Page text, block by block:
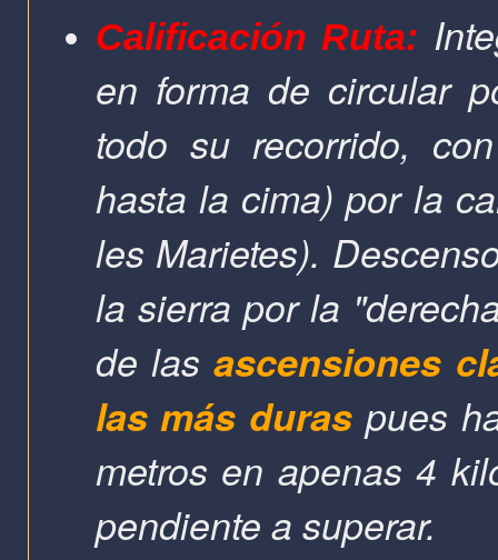
Calificación Ruta:
en forma de circular
todo su recorrido,
hasta la cima) por la
les Marietes).
la sierra por la
de lasascensiones
las más duraspues
metros en apenas 4
pendiente a superar.